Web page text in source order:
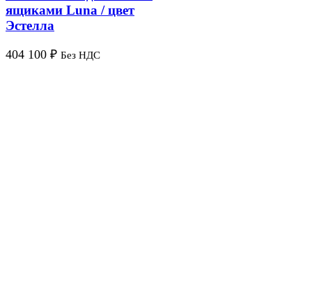
ящиками Luna / цвет
Эстелла
404 100 ₽ Без НДС